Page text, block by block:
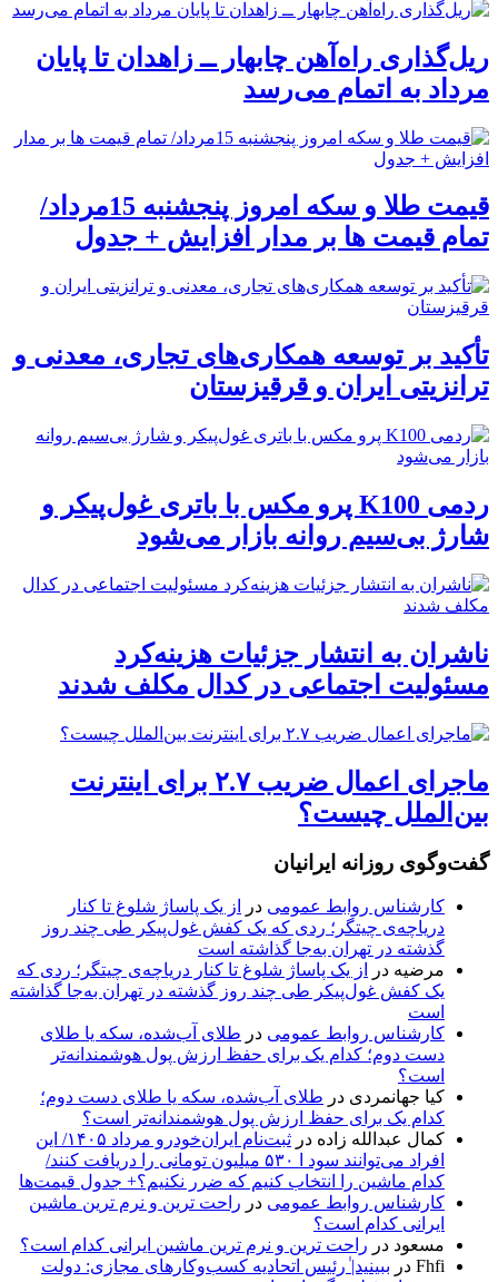
ریل‌گذاری راه‌آهن چابهار ــ زاهدان تا پایان
مرداد به اتمام می‌رسد
قیمت طلا و سکه امروز پنجشنبه 15مرداد/
تمام قیمت ها بر مدار افزایش + جدول
تأکید بر توسعه همکاری‌های تجاری، معدنی و
ترانزیتی ایران و قرقیزستان
ردمی K100 پرو مکس با باتری غول‌پیکر و
شارژ بی‌سیم روانه بازار می‌شود
ناشران به انتشار جزئیات هزینه‌کرد
مسئولیت اجتماعی در کدال مکلف شدند
ماجرای اعمال ضریب ۲.۷ برای اینترنت
بین‌الملل چیست؟
گفت‌وگوی روزانه ایرانیان
کارشناس روابط عمومی در
از یک پاساژ شلوغ تا کنار
دریاچه‌ی چیتگر؛ ردی که یک کفش غول‌پیکر طی چند روز
گذشته در تهران به‌جا گذاشته است
مرضیه در
از یک پاساژ شلوغ تا کنار دریاچه‌ی چیتگر؛ ردی که
یک کفش غول‌پیکر طی چند روز گذشته در تهران به‌جا گذاشته
است
کارشناس روابط عمومی در طلای آب‌شده، سکه یا طلای
دست دوم؛ کدام یک برای حفظ ارزش پول هوشمندانه‌تر
است؟
کیا جهانمردی در طلای آب‌شده، سکه یا طلای دست دوم؛
کدام یک برای حفظ ارزش پول هوشمندانه‌تر است؟
کمال عبدالله زاده در
ثبت‌نام ایران‌خودرو مرداد ۱۴۰۵/ این
افراد می‌توانند سود ا ۵۳۰ میلیون تومانی را دریافت کنند/
کدام ماشین را انتخاب کنیم که ضرر نکنیم؟+ جدول قیمت‌ها
کارشناس روابط عمومی در راحت ترین و نرم ترین ماشین
ایرانی کدام است؟
مسعود در راحت ترین و نرم ترین ماشین ایرانی کدام است؟
Fhfi در ببینید| ٰرئیس اتحادیه کسب‌وکارهای مجازی: دولت